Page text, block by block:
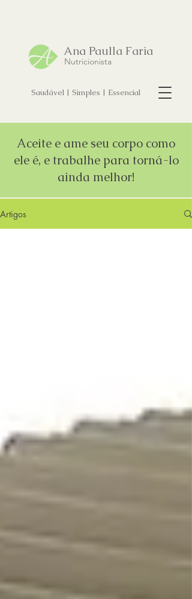
Aceite e ame seu corpo como
ele é, e trabalhe para torná-lo
ainda melhor!
Saudável | Simples | Essencial
Ana Paulla Faria
Nutricionista
Artigos